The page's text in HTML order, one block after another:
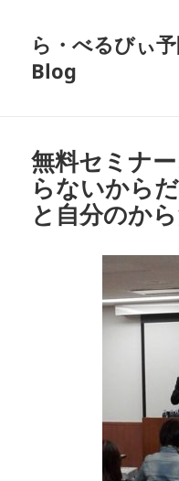
ら・べるびぃ
Blog
無料セミナ
らないから
と自分のか